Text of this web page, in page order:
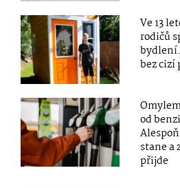
Ve 13
rodičů
bez cizí
od
stane a
přijde